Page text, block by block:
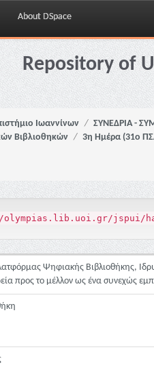
About DSpace
Repository of
Ιωαννίνων
ΣΥΝΕΔΡΙΑ -
Βιβλιοθηκών
3η Ημέρα (31ο
jspui/
Ψηφιακής Βιβλιοθήκης,
προς το μέλλον ως ένα συνεχώς